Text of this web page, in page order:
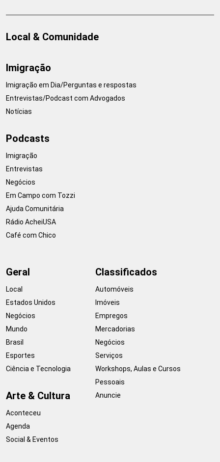
Local & Comunidade
Imigração
Imigração em Dia/Perguntas e respostas
Entrevistas/Podcast com Advogados
Notícias
Podcasts
Imigração
Entrevistas
Negócios
Em Campo com Tozzi
Ajuda Comunitária
Rádio AcheiUSA
Café com Chico
Geral
Local
Estados Unidos
Negócios
Mundo
Brasil
Esportes
Ciência e Tecnologia
Arte & Cultura
Aconteceu
Agenda
Social & Eventos
Classificados
Automóveis
Imóveis
Empregos
Mercadorias
Negócios
Serviços
Workshops, Aulas e Cursos
Pessoais
Anuncie